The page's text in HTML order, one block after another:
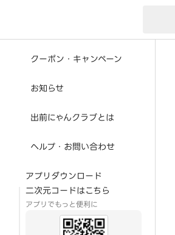
クーポン・キャンペーン
お知らせ
出前にゃんクラブとは
ヘルプ・お問い合わせ
アプリダウンロード
二次元コードはこちら
アプリでもっと便利に